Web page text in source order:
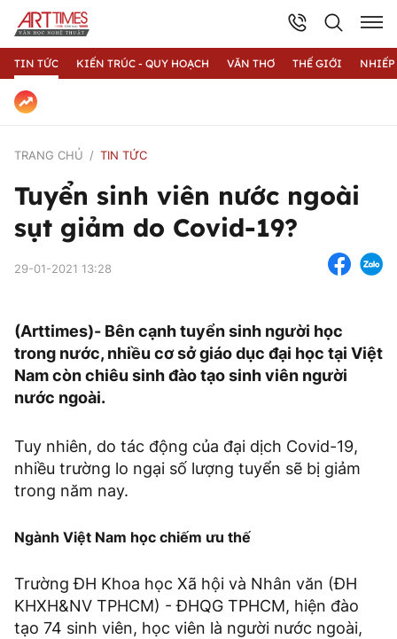
TIN TỨC KIẾN TRÚC - QUY HOẠCH VĂN THƠ THẾ GIỚI
TRANG CHỦ TIN TỨC
Tuyển sinh viên nước ngoài
sụt giảm do Covid-19?
29-01-2021 13:28
(Arttimes)- Bên cạnh tuyển sinh người học
trong nước, nhiều cơ sở giáo dục đại học tại Việt
Nam còn chiêu sinh đào tạo sinh viên người
nước ngoài.
Tuy nhiên, do tác động của đại dịch Covid-19,
nhiều trường lo ngại số lượng tuyển sẽ bị giảm
trong năm nay.
Ngành Việt Nam học chiếm ưu thế
Trường ĐH Khoa học Xã hội và Nhân văn (ĐH
KHXH&NV TPHCM) - ĐHQG TPHCM, hiện đào
tạo 74 sinh viên, học viên là người nước ngoài,